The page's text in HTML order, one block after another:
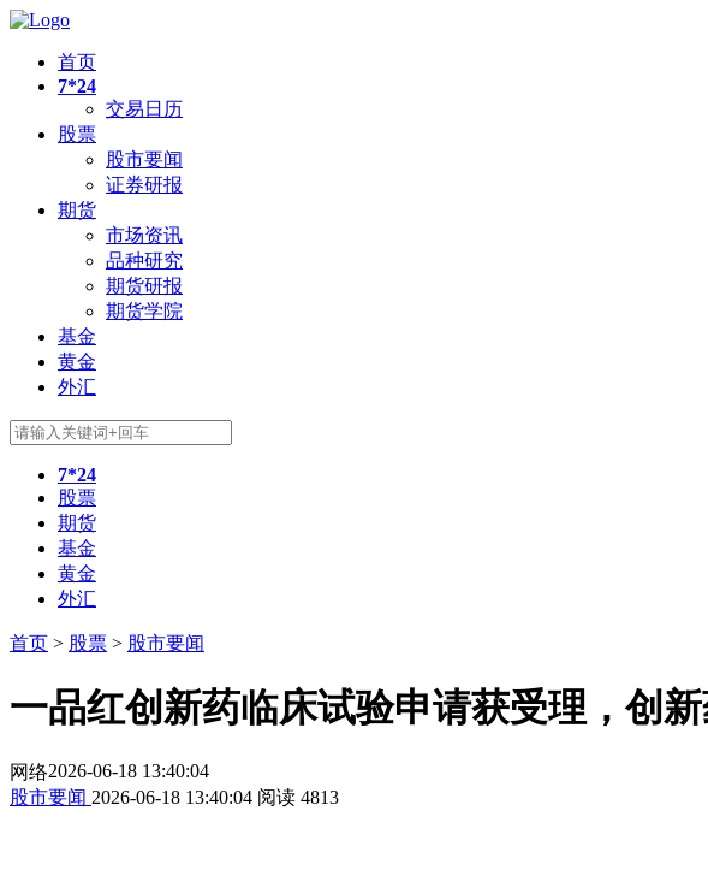
首页
7*24
交易日历
股票
股市要闻
证券研报
期货
市场资讯
品种研究
期货研报
期货学院
基金
黄金
外汇
7*24
股票
期货
基金
黄金
外汇
首页 > 股票 > 股市要闻
一品红创新药临床试验申请获受理，创
网络2026-06-18 13:40:04
股市要闻 2026-06-18 13:40:04 阅读 4813